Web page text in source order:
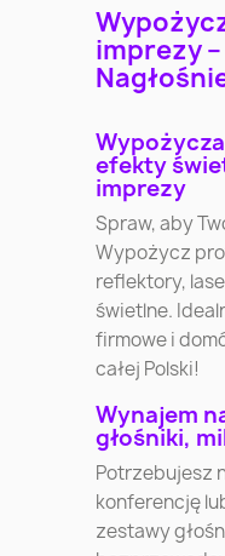
imprezy
efekty
imprezy
Spraw, aby
Wypożycz
reflektory,
świetlne.
firmowe i
całej Polski!
Wynajem
głośniki,
Potrzebujesz
konferencję
zestawy